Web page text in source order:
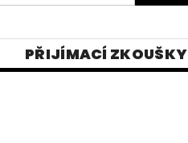
PŘIJÍMACÍ ZKOUŠKY